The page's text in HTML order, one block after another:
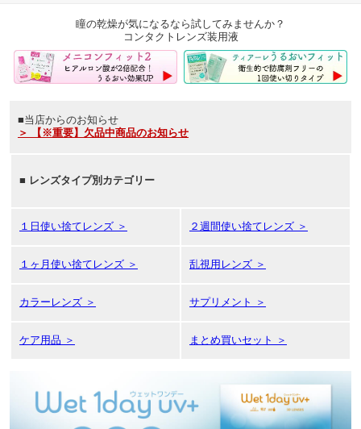
瞳の乾燥が気になるなら試してみませんか？
コンタクトレンズ装用液
■当店からのお知らせ
＞ 【※重要】欠品中商品のお知らせ
■ レンズタイプ別カテゴリー
１日使い捨てレンズ ＞ ２週間使い捨てレンズ ＞
１ヶ月使い捨てレンズ ＞ 乱視用レンズ ＞
カラーレンズ ＞ サプリメント ＞
ケア用品 ＞ まとめ買いセット ＞